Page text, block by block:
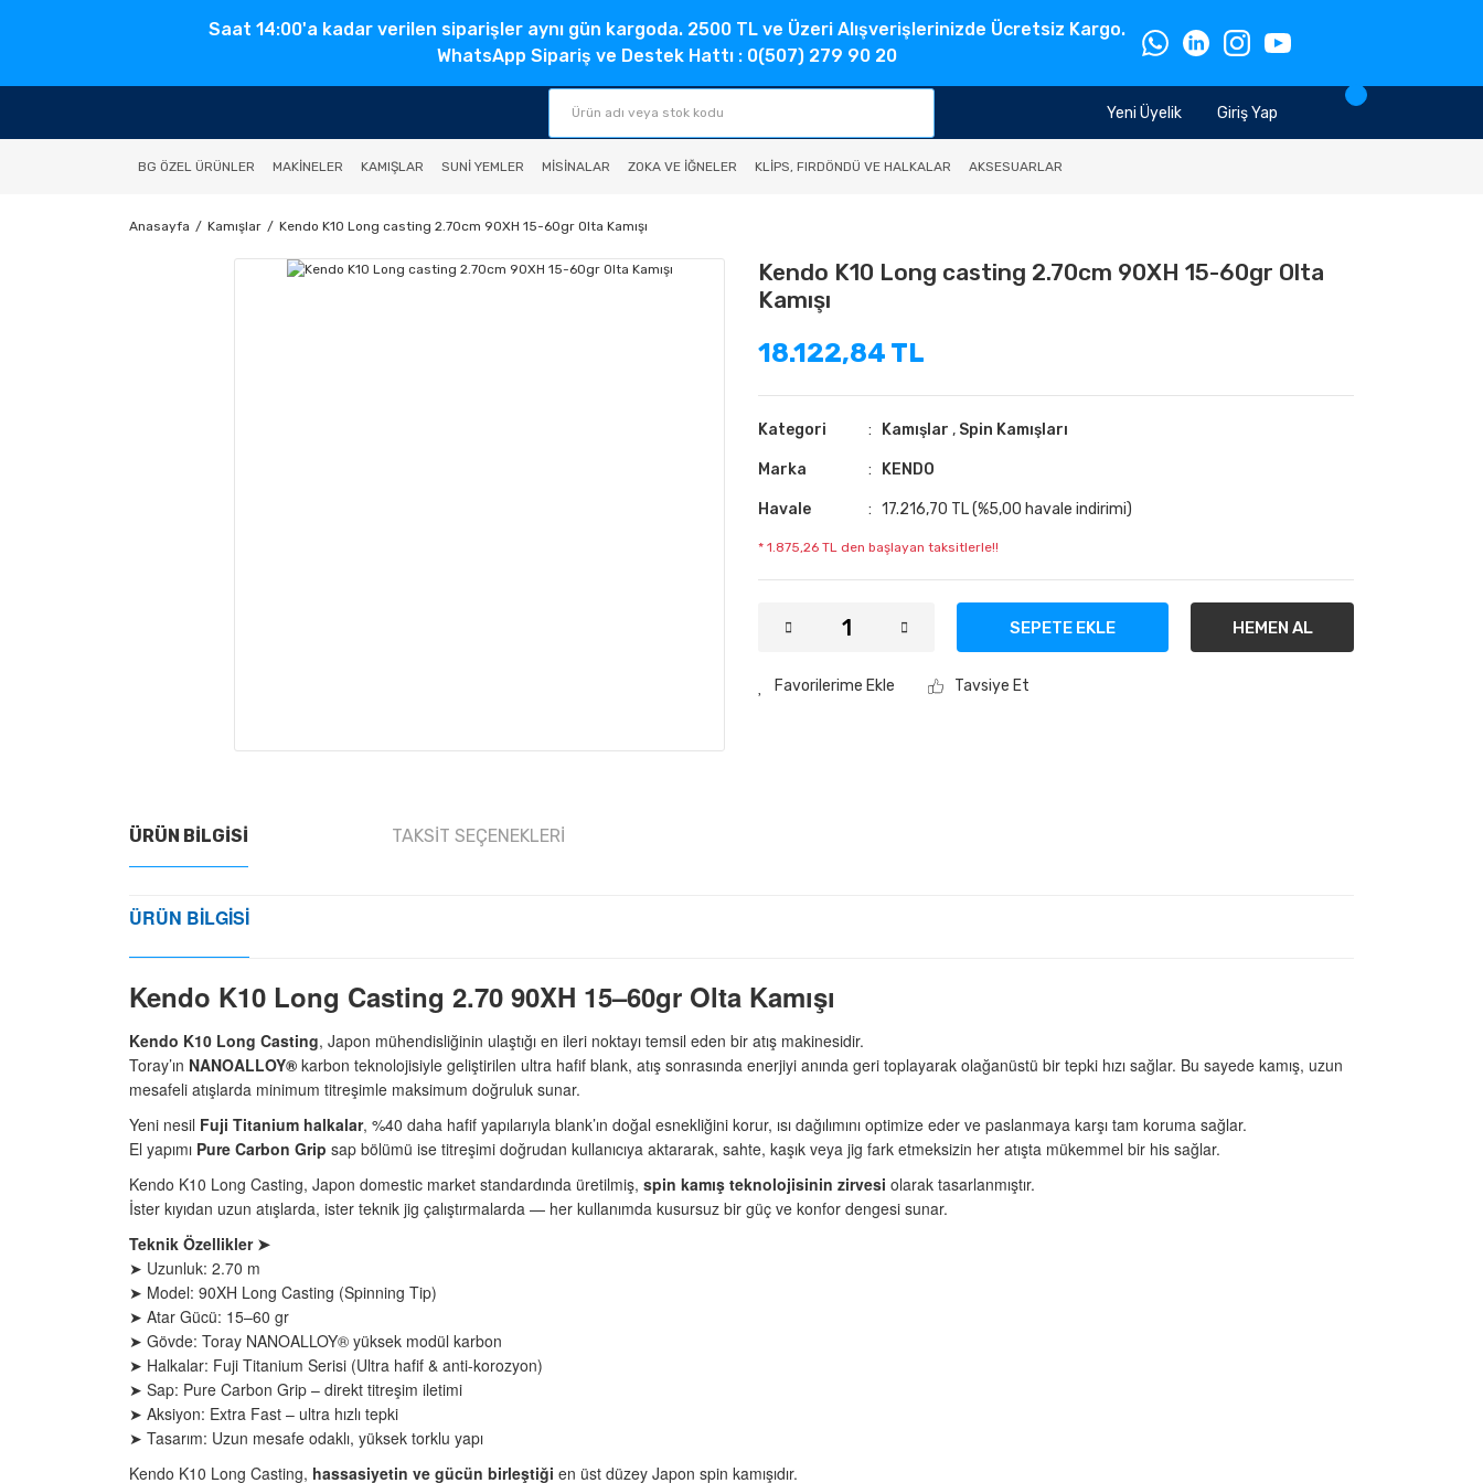
Saat 14:00'a kadar verilen siparişler aynı gün kargoda. 2500 TL ve Üzeri Alışverişlerinizde Ücretsiz Kargo.
WhatsApp Sipariş ve Destek Hattı : 0(507) 279 90 20
Giriş Yap
Yeni Üyelik
BG ÖZEL ÜRÜNLER MAKINELER KAMIŞLAR SUNI YEMLER MISINALAR ZOKA VE İĞNELER KLIPS, FIRDÖNDÜ VE HALKALAR AKSESUARLAR
Anasayfa Kamışlar Kendo K10 Long casting 2.70cm 90XH 15-60gr Olta Kamışı
Kendo K10 Long casting 2.70cm 90XH 15-60gr Olta
Kamışı
18.122,84 TL
Kategori Kamışlar , Spin Kamışları
Marka KENDO
Havale 17.216,70 TL (%5,00 havale indirimi)
* 1.875,26 TL den başlayan taksitlerle!!
SEPETE EKLE HEMEN AL
Tavsiye Et
ÜRÜN BILGISI TAKSIT SEÇENEKLERI
ÜRÜN BILGISI
Kendo K10 Long Casting 2.70 90XH 15–60gr Olta Kamışı
Kendo K10 Long Casting, Japon mühendisliğinin ulaştığı en ileri noktayı temsil eden bir atış makinesidir.
Toray’ın NANOALLOY® karbon teknolojisiyle geliştirilen ultra hafif blank, atış sonrasında enerjiyi anında geri toplayarak olağanüstü bir tepki hızı sağlar. Bu sayede kamış, uzun
mesafeli atışlarda minimum titreşimle maksimum doğruluk sunar.
Yeni nesil Fuji Titanium halkalar, %40 daha hafif yapılarıyla blank’ın doğal esnekliğini korur, ısı dağılımını optimize eder ve paslanmaya karşı tam koruma sağlar.
El yapımı Pure Carbon Grip sap bölümü ise titreşimi doğrudan kullanıcıya aktararak, sahte, kaşık veya jig fark etmeksizin her atışta mükemmel bir his sağlar.
Kendo K10 Long Casting, Japon domestic market standardında üretilmiş, spin kamış teknolojisinin zirvesi olarak tasarlanmıştır.
İster kıyıdan uzun atışlarda, ister teknik jig çalıştırmalarda — her kullanımda kusursuz bir güç ve konfor dengesi sunar.
Teknik Özellikler ➤
➤ Uzunluk: 2.70 m
➤ Model: 90XH Long Casting (Spinning Tip)
➤ Atar Gücü: 15–60 gr
➤ Gövde: Toray NANOALLOY® yüksek modül karbon
➤ Halkalar: Fuji Titanium Serisi (Ultra hafif & anti-korozyon)
➤ Sap: Pure Carbon Grip – direkt titreşim iletimi
➤ Aksiyon: Extra Fast – ultra hızlı tepki
➤ Tasarım: Uzun mesafe odaklı, yüksek torklu yapı
Kendo K10 Long Casting, hassasiyetin ve gücün birleştiği en üst düzey Japon spin kamışıdır.